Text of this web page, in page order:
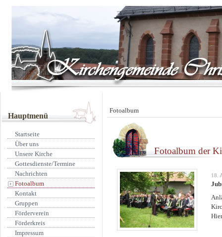
Hauptmenü
Startseite
Über uns
Unsere Kirche
Gottesdienste/Termine
Nachrichten
Fotoalbum
Kontakt
Gruppen
Förderverein
Förderkreis
Impressum
Fotoalbum
Fotoalbum der
18.